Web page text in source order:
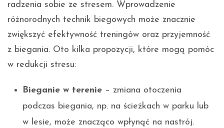
radzenia sobie ze stresem. Wprowadzenie
różnorodnych technik biegowych może znacznie
zwiększyć efektywność treningów oraz przyjemność
z biegania. Oto kilka propozycji, które mogą pomóc
w redukcji stresu:
Bieganie w terenie – zmiana otoczenia
podczas biegania, np. na ścieżkach w parku lub
w lesie, może znacząco wpłynąć na nastrój.